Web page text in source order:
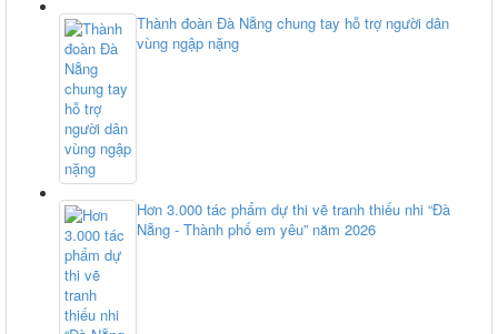
Thành đoàn Đà Nẵng chung tay hỗ trợ người dân
vùng ngập nặng
Hơn 3.000 tác phẩm dự thi vẽ tranh thiếu nhi “Đà
Nẵng - Thành phố em yêu” năm 2026